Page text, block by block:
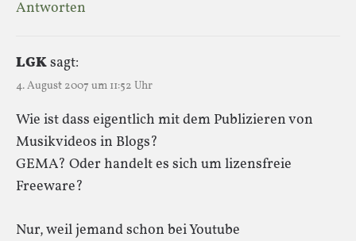
Antworten
LGKsagt:
4. August 2007 um 11:52 Uhr
Wie ist dass eigentlich mit dem Publizieren von
Musikvideos in Blogs?
GEMA? Oder handelt es sich um lizensfreie
Freeware?
Nur, weil jemand schon bei Youtube